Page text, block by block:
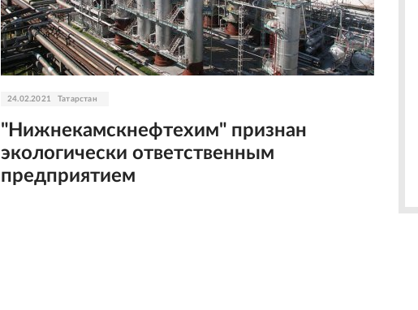
24.02.2021 Татарстан
"Нижнекамскнефтехим" признан
экологически ответственным
предприятием